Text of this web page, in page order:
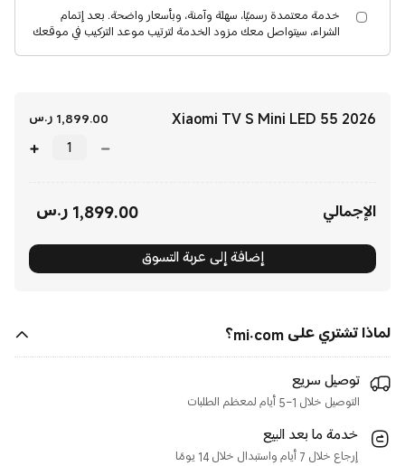
خدمة معتمدة رسميًا، سهلة وآمنة، وبأسعار واضحة. بعد إتمام
الشراء، سيتواصل معك مزود الخدمة لترتيب موعد التركيب في موقعك
Xiaomi TV S Mini LED 55 2026
1,899.00 ر.س
الإجمالي 1,899.00 ر.س
إضافة إلى عربة التسوق
لماذا تشتري على mi.com؟
توصيل سريع
التوصيل خلال 1–5 أيام لمعظم الطلبات
خدمة ما بعد البيع
إرجاع خلال 7 أيام واستبدال خلال 14 يومًا